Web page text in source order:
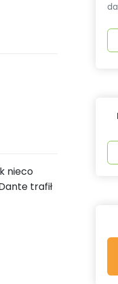
nieco
trafił